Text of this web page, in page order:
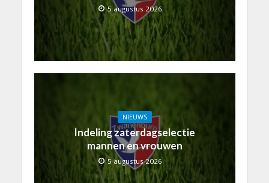
5 augustus 2026
NIEUWS
Indeling zaterdagselectie
mannen en vrouwen
5 augustus 2026